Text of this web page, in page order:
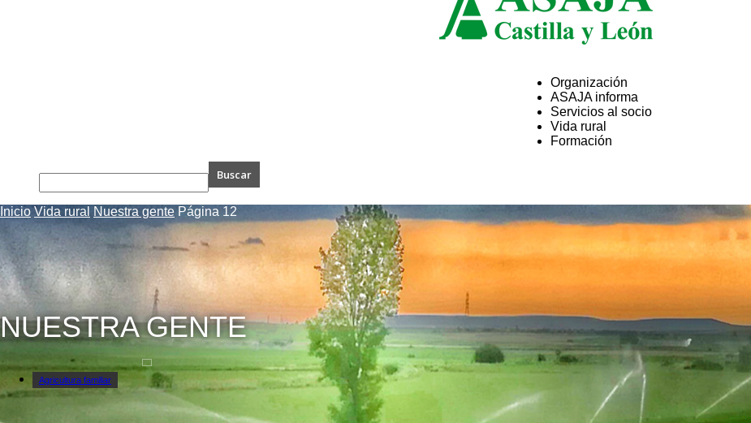
ASAJA
Castilla
y
Organización
ASAJA informa
Servicios al socio
Vida rural
Formación
Inicio Vida rural Nuestra gente Página 12
NUESTRA GENTE
Agricultura familiar